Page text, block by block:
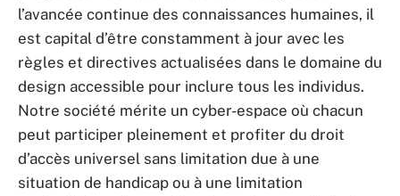
l’avancée continue des connaissances humaines, il
est capital d’être constamment à jour avec les
règles et directives actualisées dans le domaine du
design accessible pour inclure tous les individus.
Notre société mérite un cyber-espace où chacun
peut participer pleinement et profiter du droit
d’accès universel sans limitation due à une
situation de handicap ou à une limitation